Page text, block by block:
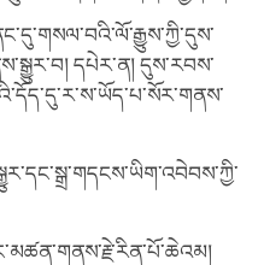
དཔེར་ན། དུས་རབས་